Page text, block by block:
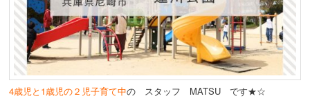
へ
移
動
4歳児と1歳児の２児子育て中の スタッフ MATSU です★☆